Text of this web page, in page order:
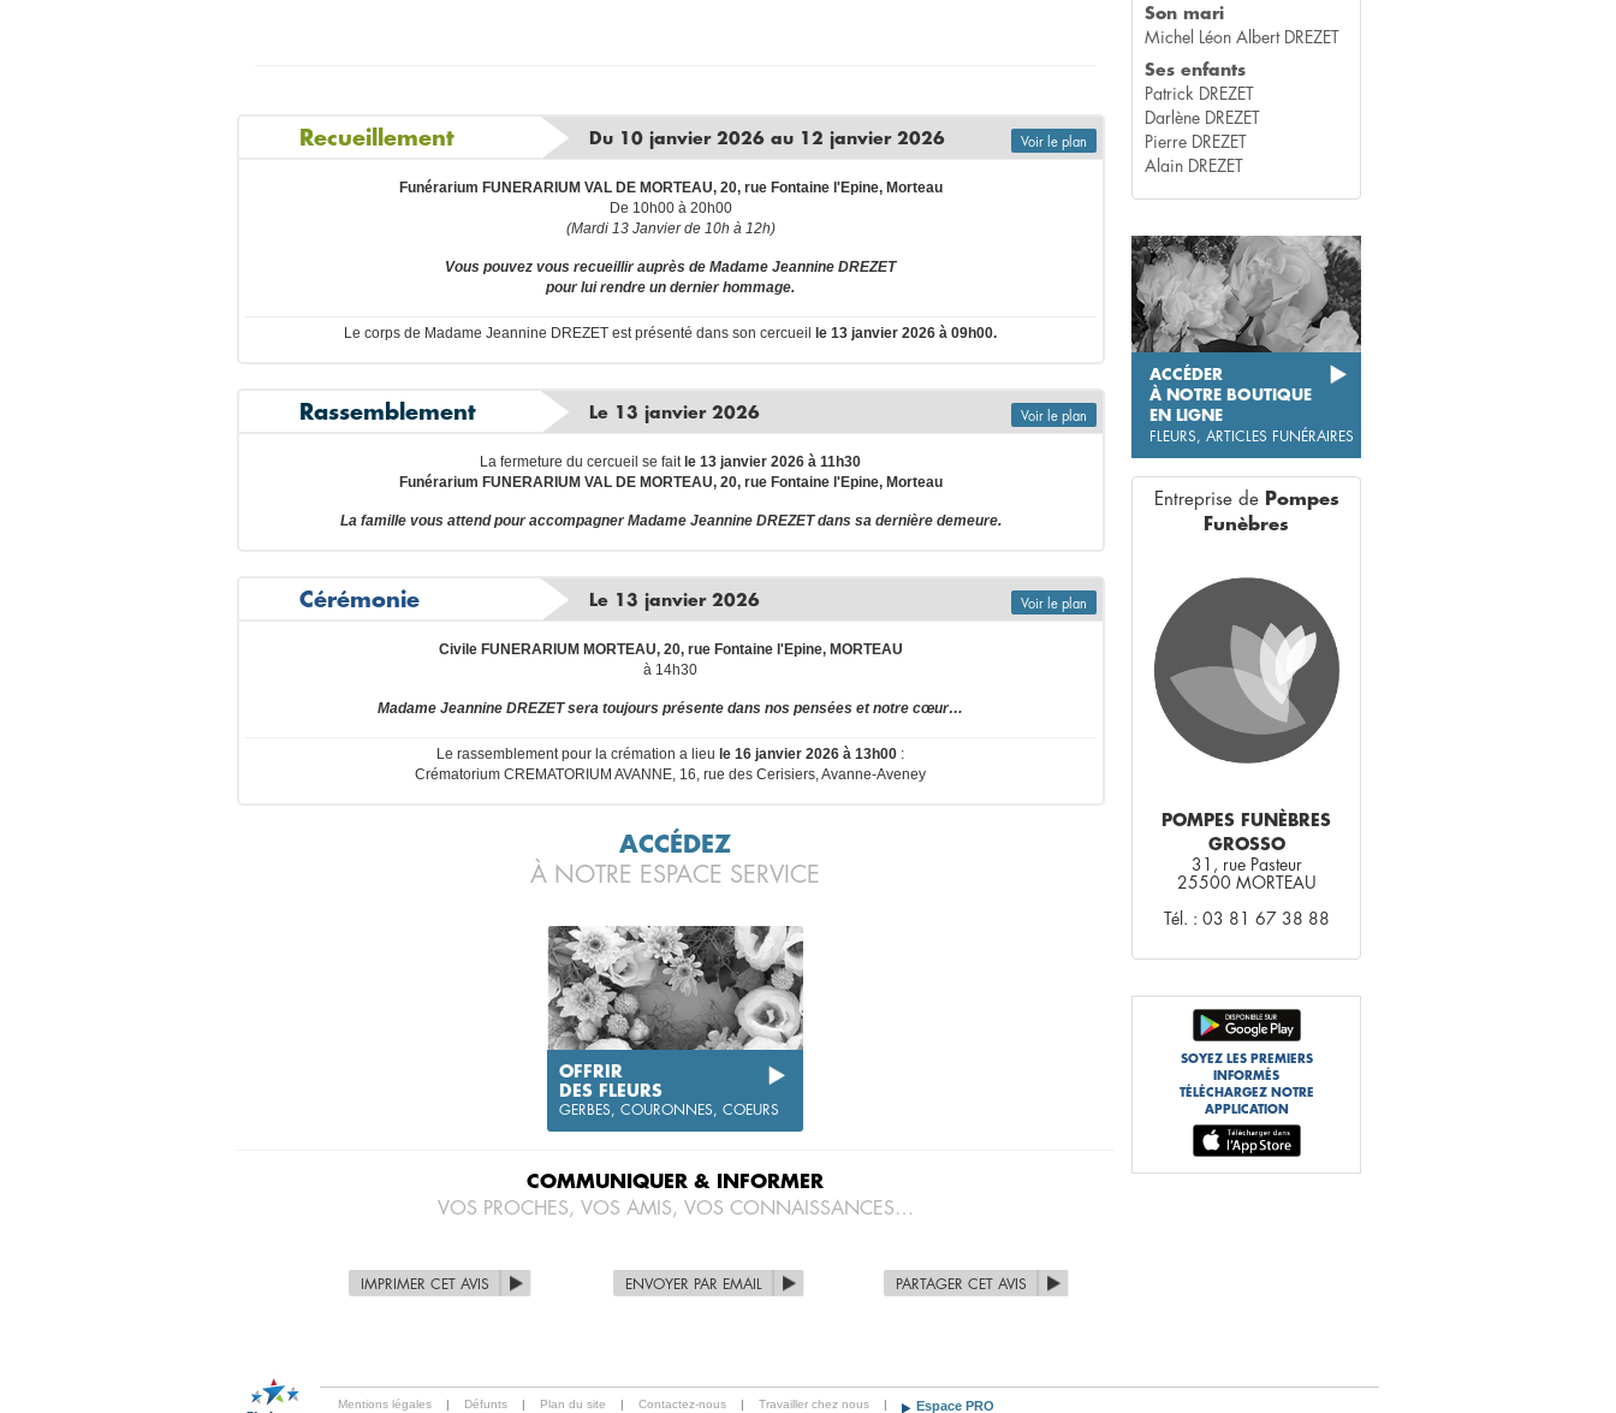
Son mari
Michel Léon Albert DREZET
Ses enfants
Patrick DREZET
Darlène DREZET
Pierre DREZET
Alain DREZET
ACCÉDER
À NOTRE BOUTIQUE
EN LIGNE
FLEURS, ARTICLES FUNÉRAIRES
Entreprise de Pompes
Funèbres
POMPES FUNÈBRES
GROSSO
31, rue Pasteur
25500 MORTEAU
Tél. : 03 81 67 38 88
SOYEZ LES PREMIERS
INFORMÉS
TÉLÉCHARGEZ NOTRE
APPLICATION
Recueillement Du 10 janvier 2026 au 12 janvier 2026 Voir le plan
Funérarium FUNERARIUM VAL DE MORTEAU, 20, rue Fontaine l'Epine, Morteau
De 10h00 à 20h00
(Mardi 13 Janvier de 10h à 12h)
Vous pouvez vous recueillir auprès de Madame Jeannine DREZET
pour lui rendre un dernier hommage.
Le corps de Madame Jeannine DREZET est présenté dans son cercueil le 13 janvier 2026 à 09h00.
Rassemblement Le 13 janvier 2026 Voir le plan
La fermeture du cercueil se fait le 13 janvier 2026 à 11h30
Funérarium FUNERARIUM VAL DE MORTEAU, 20, rue Fontaine l'Epine, Morteau
La famille vous attend pour accompagner Madame Jeannine DREZET dans sa dernière demeure.
Cérémonie Le 13 janvier 2026 Voir le plan
Civile FUNERARIUM MORTEAU, 20, rue Fontaine l'Epine, MORTEAU
à 14h30
Madame Jeannine DREZET sera toujours présente dans nos pensées et notre cœur…
Le rassemblement pour la crémation a lieu le 16 janvier 2026 à 13h00 :
Crématorium CREMATORIUM AVANNE, 16, rue des Cerisiers, Avanne-Aveney
ACCÉDEZ
À NOTRE ESPACE SERVICE
OFFRIR
DES FLEURS
GERBES, COURONNES, COEURS
COMMUNIQUER & INFORMER
VOS PROCHES, VOS AMIS, VOS CONNAISSANCES…
IMPRIMER CET AVIS ENVOYER PAR EMAIL PARTAGER CET AVIS
Mentions légales | Défunts | Plan du site | Contactez-nous | Travailler chez nous | Espace PRO